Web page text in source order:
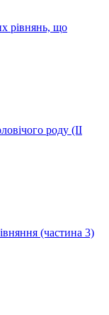
рівнянь, що
роду (ІІ
(частина 3)